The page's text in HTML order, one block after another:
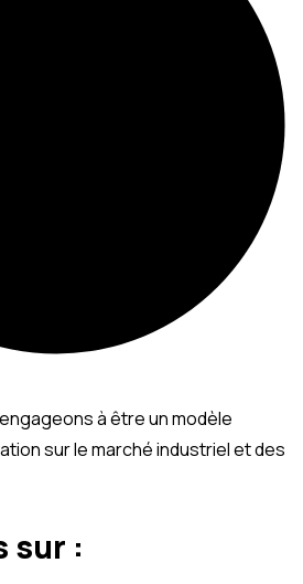
à être un modèle
sur le marché industriel et des
sur :